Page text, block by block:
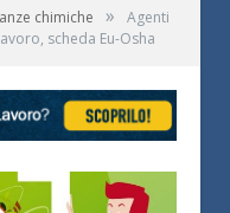
chimiche »
Agenti
scheda Eu-Osha